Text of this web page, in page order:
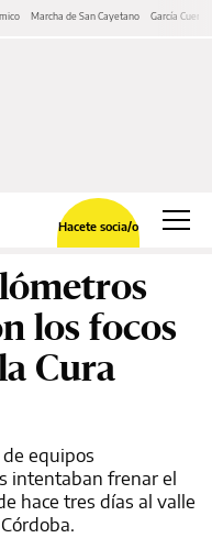
Marcha de San Cayetano García Cuerva
Hacete socia/o
los focos
Cura
equipos
intentaban frenar el
hace tres días al valle